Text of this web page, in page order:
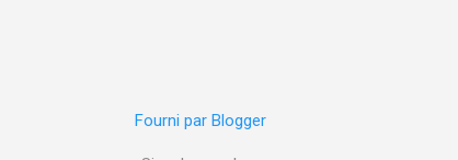
Fourni par Blogger